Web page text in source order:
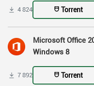
4 824 Torrent
Microsoft Office
Windows 8
7 892 Torrent